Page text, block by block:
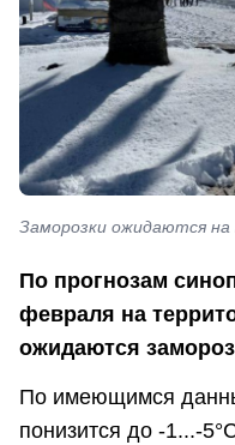
Заморозки ожидаются
По прогнозам
февраля на
ожидаются
По имеющимся
понизится до -1...-